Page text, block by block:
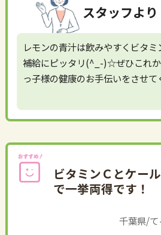
スタッフより
レモンの青汁は飲みやすくビタ
補給にピッタリ(^_-)☆ぜひこれ
っ子様の健康のお手伝いをさせて
ビタミンＣとケー
で一挙両得です！
千葉県/